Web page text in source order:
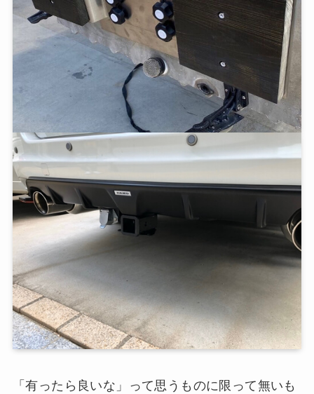
「有ったら良いな」って思うものに限って無いも